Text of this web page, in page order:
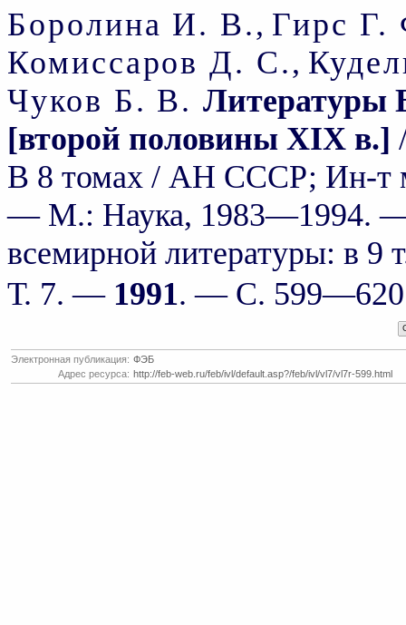
Боролина И. В., Гирс Г.
Комиссаров Д. С.,
Чуков Б. В.Литературы
[второй половины XIX в.]
В 8 томах / АН СССР; Ин-т
— М.: Наука, 1983—1994. —
всемирной литературы: в 9
Т. 7. — 1991. — С.
Электронная публикация: ФЭБ
Адрес ресурса: http://feb-web.ru/feb/ivl/default.asp?/feb/ivl/vl7/vl7r-599.html